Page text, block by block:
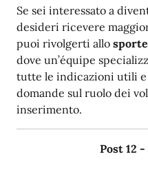
Se sei interessato a
desideri ricevere
puoi rivolgerti allo
dove un’équipe
tutte le indicazioni utili e
domande sul ruolo dei
inserimento.
Post 12